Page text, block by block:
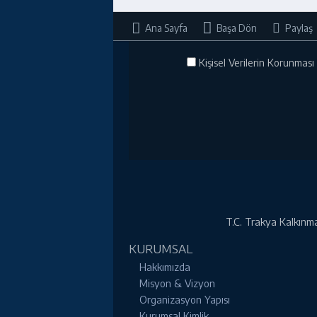
Ana Sayfa Başa Dön Paylaş
Kişisel Verilerin
T.C. Trakya
KURUMSAL
Hakkımızda
Misyon & Vizyon
Organizasyon Yapısı